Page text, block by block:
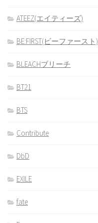
ATEEZ(エイティーズ)
BE:FIRST(ビーファースト)
BLEACHブリーチ
BT21
BTS
Contribute
DbD
EXILE
fate